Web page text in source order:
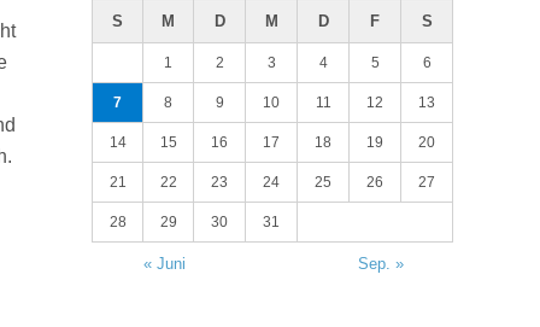
S M D M D F S
1 2 3 4 5 6
7 8 9 10 11 12 13
14 15 16 17 18 19 20
21 22 23 24 25 26 27
28 29 30 31
« Juni Sep. »